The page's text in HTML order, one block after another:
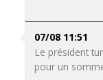
07/08 11:51
Le président
pour un